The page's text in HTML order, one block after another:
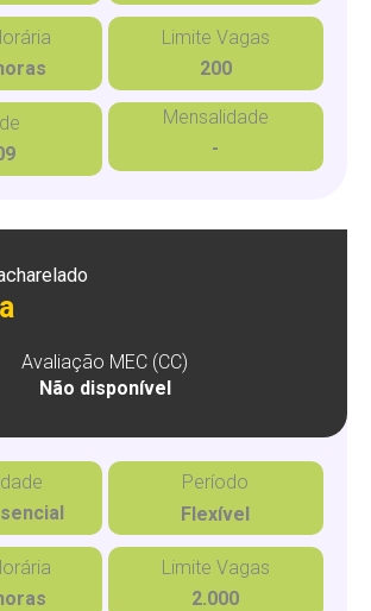
Limite Vagas
200
Mensalidade
-
Avaliação MEC (CC)
Não disponível
Período
Flexível
Limite Vagas
2.000